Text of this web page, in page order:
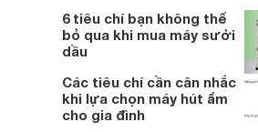
6 tiêu chí bạn không thể
bỏ qua khi mua máy sưởi
dầu
Các tiêu chí cần cân nhắc
khi lựa chọn máy hút ẩm
cho gia đình